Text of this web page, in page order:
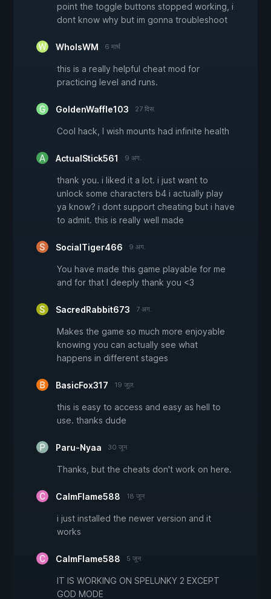
point the toggle buttons stopped working, i
dont know why but im gonna troubleshoot
WhoIsWM 6 मार्च
this is a really helpful cheat mod for
practicing level and runs.
GoldenWaffle103 27 दिस.
Cool hack, I wish mounts had infinite health
ActualStick561 9 अग.
thank you. i liked it a lot. i just want to
unlock some characters b4 i actually play
ya know? i dont support cheating but i have
to admit. this is really well made
SocialTiger466 9 अग.
You have made this game playable for me
and for that I deeply thank you <3
SacredRabbit673 7 अग.
Makes the game so much more enjoyable
knowing you can actually see what
happens in different stages
BasicFox317 19 जुल.
this is easy to access and easy as hell to
use. thanks dude
Paru-Nyaa 30 जून
Thanks, but the cheats don't work on here.
CalmFlame588 18 जून
i just installed the newer version and it
works
CalmFlame588 5 जून
IT IS WORKING ON SPELUNKY 2 EXCEPT
GOD MODE